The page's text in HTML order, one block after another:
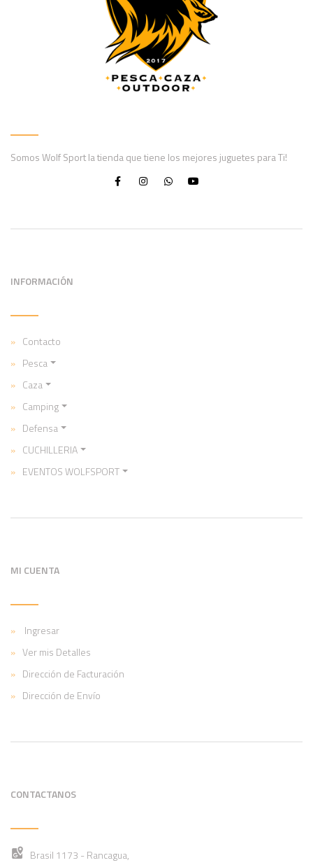
Somos Wolf Sport la tienda que tiene los mejores juguetes para Ti!
INFORMACIÓN
Contacto
Pesca
Caza
Camping
Defensa
CUCHILLERIA
EVENTOS WOLFSPORT
MI CUENTA
Ingresar
Ver mis Detalles
Dirección de Facturación
Dirección de Envío
CONTACTANOS
Brasil 1173 - Rancagua,